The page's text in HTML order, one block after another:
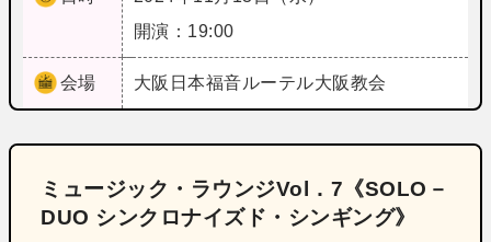
開演：19:00
会場 大阪 日本福音ルーテル大阪教会
ミュージック・ラウンジVol．7《SOLO－
DUO シンクロナイズド・シンギング》